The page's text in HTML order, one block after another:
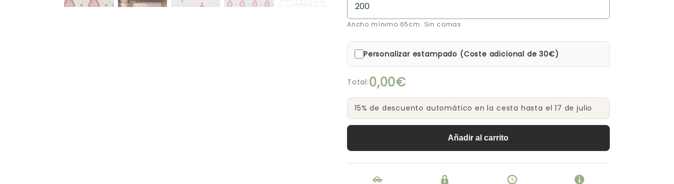
Ancho mínimo 65cm. Sin comas.
Personalizar estampado (Coste adicional de 30€)
Total:0,00€
15% de descuento automático en la cesta hasta el 17 de julio
Añadir al carrito